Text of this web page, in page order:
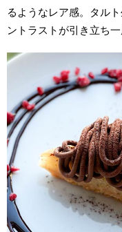
るようなレア感。タル
ントラストが引き立ち一